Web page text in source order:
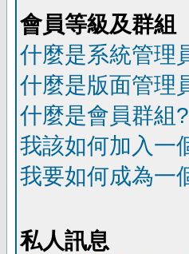
會員等級及群組
什麼是系統管理
什麼是版面管理
什麼是會員群組?
我該如何加入一
我要如何成為一
私人訊息